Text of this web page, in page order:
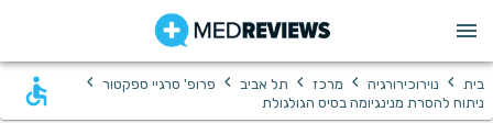
בית › נוירוכירורגיה › מרכז › תל אביב › פרופ' סרגיי ספקטור ›
ניתוח להסרת מנינגיומה בסיס הגולגולת